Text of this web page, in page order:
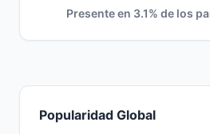
Presente en 3.1% de los
Popularidad Global